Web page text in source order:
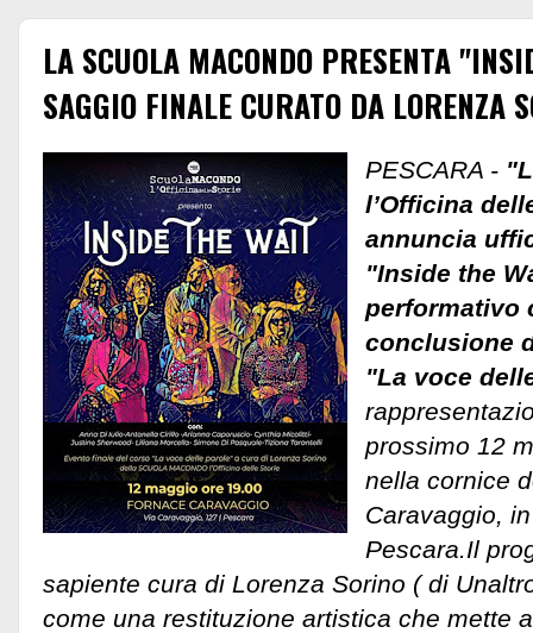
LA SCUOLA MACONDO PRESENTA
SAGGIO FINALE CURATO DA LORENZA
PESCARA -
l’Officina
annuncia
"Inside the
performativo
conclusione
"La voce
prossimo 12
nella cornice
Caravaggio,
Pescara.Il
sapiente cura di Lorenza Sorino ( di
come una restituzione artistica che mette